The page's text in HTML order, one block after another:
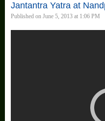
Jantantra Yatra at
Published on June 5, 2013 at 1:06 PM